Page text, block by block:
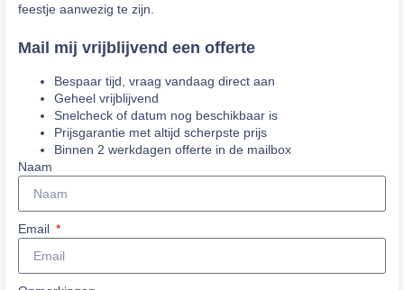
feestje aanwezig te zijn.
Mail mij vrijblijvend een offerte
Bespaar tijd, vraag vandaag direct aan
Geheel vrijblijvend
Snelcheck of datum nog beschikbaar is
Prijsgarantie met altijd scherpste prijs
Binnen 2 werkdagen offerte in de mailbox
Naam
Email